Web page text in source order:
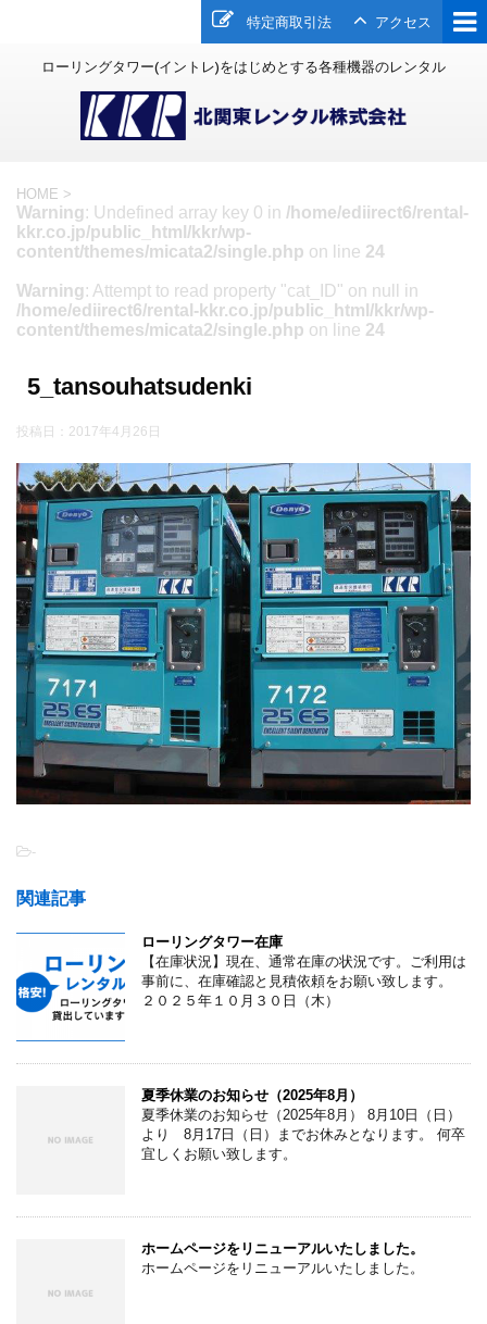
アクセス
特定商取引法
ローリングタワー(イントレ)をはじめとする各種機器のレンタル
HOME >
Warning: Undefined array key 0 in /home/ediirect6/rental-
kkr.co.jp/public_html/kkr/wp-
content/themes/micata2/single.php on line 24
Warning: Attempt to read property "cat_ID" on null in
/home/ediirect6/rental-kkr.co.jp/public_html/kkr/wp-
content/themes/micata2/single.php on line 24
5_tansouhatsudenki
投稿日： 2017年4月26日
-
関連記事
ローリングタワー在庫
【在庫状況】現在、通常在庫の状況です。ご利用は
事前に、在庫確認と見積依頼をお願い致します。
２０２５年１０月３０日（木）
夏季休業のお知らせ（2025年8月）
夏季休業のお知らせ（2025年8月） 8月10日（日）
より 8月17日（日）までお休みとなります。 何卒
宜しくお願い致します。
ホームページをリニューアルいたしました。
ホームページをリニューアルいたしました。